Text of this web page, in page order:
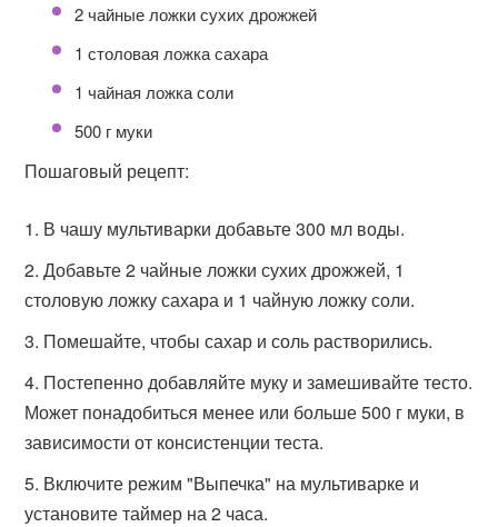
2 чайные ложки сухих дрожжей
1 столовая ложка сахара
1 чайная ложка соли
500 г муки
Пошаговый рецепт:
В чашу мультиварки добавьте 300 мл воды.
Добавьте 2 чайные ложки сухих дрожжей, 1
столовую ложку сахара и 1 чайную ложку соли.
Помешайте, чтобы сахар и соль растворились.
Постепенно добавляйте муку и замешивайте тесто.
Может понадобиться менее или больше 500 г муки, в
зависимости от консистенции теста.
Включите режим "Выпечка" на мультиварке и
установите таймер на 2 часа.